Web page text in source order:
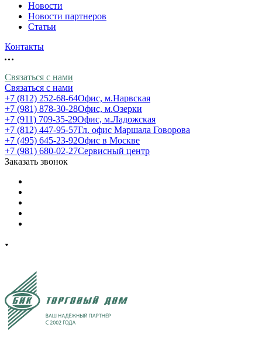
Новости
Новости партнеров
Статьи
Контакты
Связаться с нами
Связаться с нами
+7 (812) 252-68-64Офис, м.Нарвская
+7 (981) 878-30-28Офис, м.Озерки
+7 (911) 709-35-29Офис, м.Ладожская
+7 (812) 447-95-57Гл. офис Маршала Говорова
+7 (495) 645-23-92Офис в Москве
+7 (981) 680-02-27Сервисный центр
Заказать звонок